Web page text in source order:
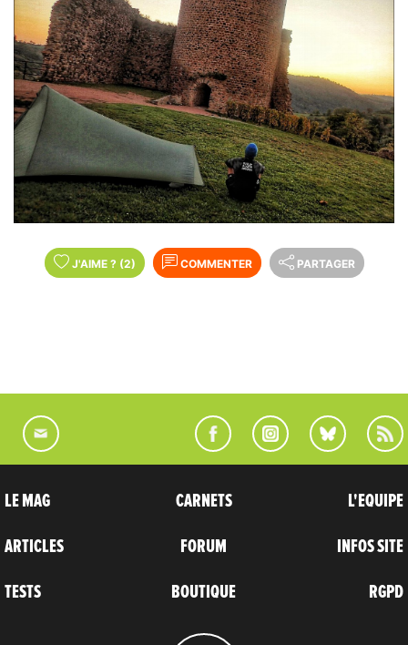
J'AIME ? (2) COMMENTER PARTAGER
LE MAG
ARTICLES
TESTS
CARNETS
FORUM
BOUTIQUE
L'EQUIPE
INFOS SITE
RGPD